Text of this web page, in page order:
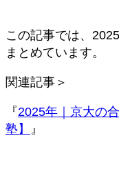
この記事では、
まとめています。
関連記事＞
『2025年｜京大の
塾】 』